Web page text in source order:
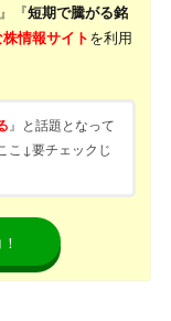
』『短期で騰がる銘
情報サイトを利用
』と話題となって
こ↓要チェックじ